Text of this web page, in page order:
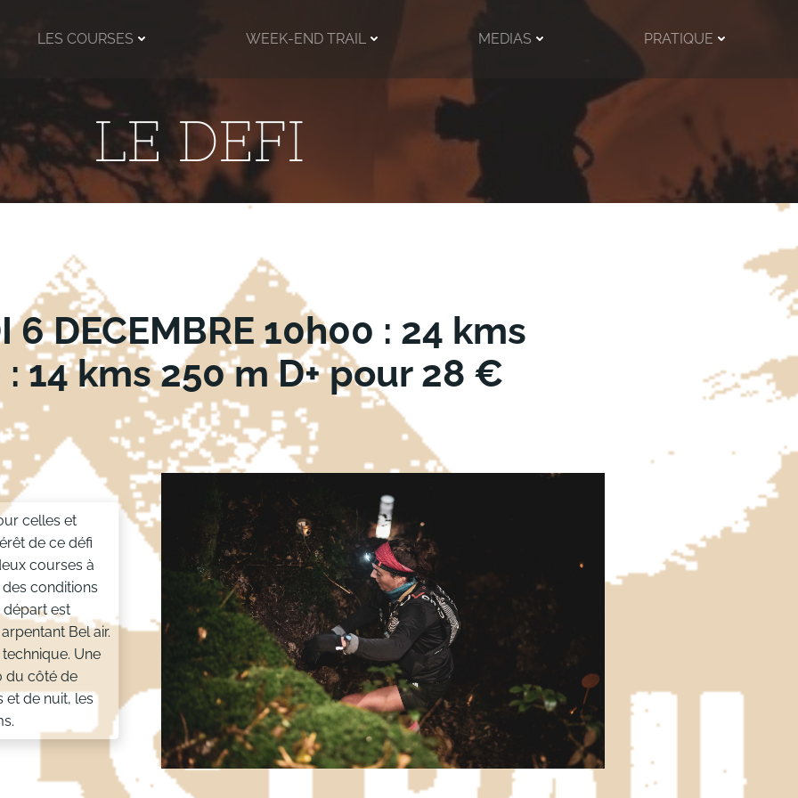
LES COURSES WEEK-END TRAIL MEDIAS PRATIQUE
LE DEFI
6 DECEMBRE 10h00 : 24 kms
: 14 kms 250 m D+ pour 28 €
celles et
de ce défi
courses à
conditions
départ est
Bel air.
Une
du côté de
et de nuit, les